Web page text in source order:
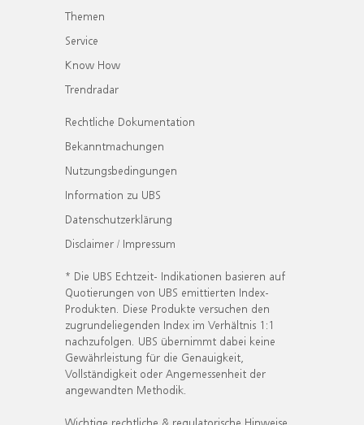
Themen
Service
Know How
Trendradar
Rechtliche Dokumentation
Bekanntmachungen
Nutzungsbedingungen
Information zu UBS
Datenschutzerklärung
Disclaimer / Impressum
* Die UBS Echtzeit- Indikationen basieren auf
Quotierungen von UBS emittierten Index-
Produkten. Diese Produkte versuchen den
zugrundeliegenden Index im Verhältnis 1:1
nachzufolgen. UBS übernimmt dabei keine
Gewährleistung für die Genauigkeit,
Vollständigkeit oder Angemessenheit der
angewandten Methodik.